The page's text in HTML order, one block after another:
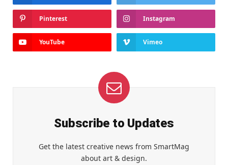
Pinterest Instagram
YouTube Vimeo
Subscribe to Updates
Get the latest creative news from SmartMag
about art & design.